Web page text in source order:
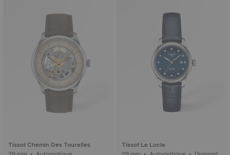
Tissot Chemin Des Tourelles
Tissot Le Locle